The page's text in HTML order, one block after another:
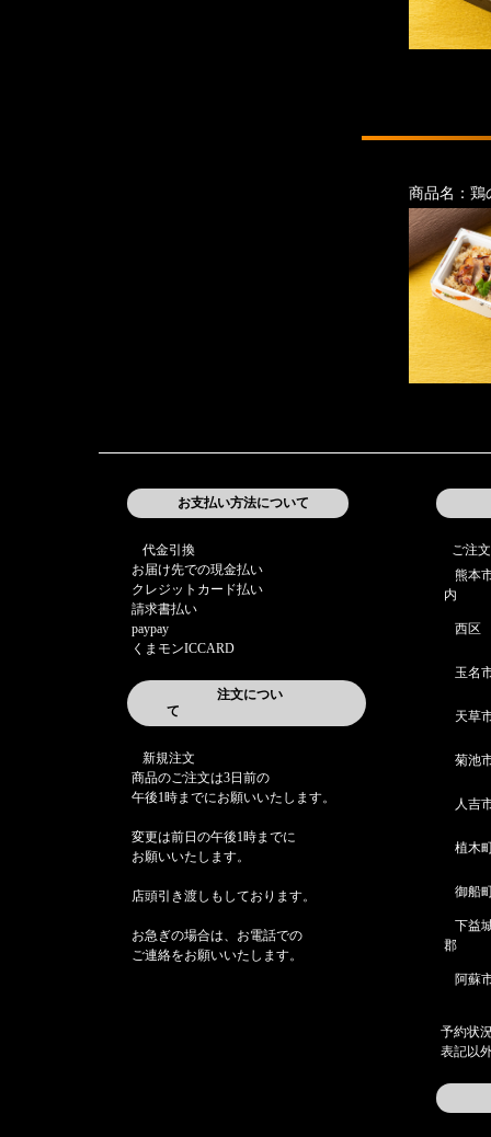
商品名：
お支払い方法について
代金引換
お届け先での現金払い
クレジットカード払い
請求書払い
paypay
くまモンICCARD
注文につい
て
新規注文
商品のご注文は3日前の
午後1時までにお願いいたします。
変更は前日の午後1時までに
お願いいたします。
店頭引き渡しもしております。
お急ぎの場合は、お電話での
ご連絡をお願いいたします。
ご注
熊本
内
西区
玉名
天草
菊池
人吉
植木
御船
下益
郡
阿蘇
予約状
表記以